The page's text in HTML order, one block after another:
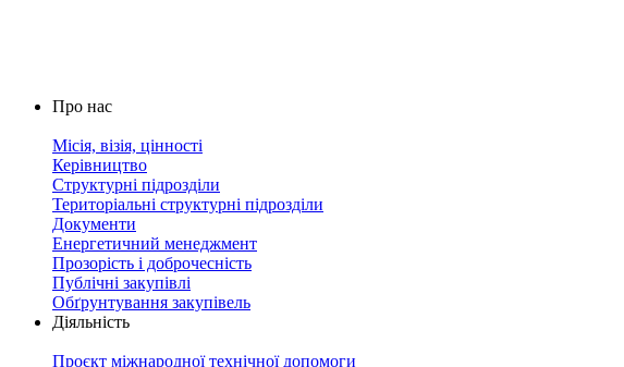
Про нас
Місія, візія, цінності
Керівництво
Структурні підрозділи
Територіальні структурні підрозділи
Документи
Енергетичний менеджмент
Прозорість і доброчесність
Публічні закупівлі
Обґрунтування закупівель
Діяльність
Проєкт міжнародної технічної допомоги